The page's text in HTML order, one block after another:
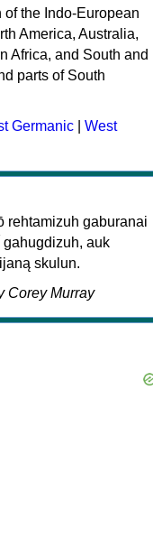
the Indo-European
America, Australia,
Africa, and South and
parts of South
Germanic
West
rehtamizuh gaburanai
auk
skulun.
Corey Murray